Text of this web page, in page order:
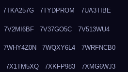
7TKA257G 7TYDPROM 7UA3TIBE
7V2MI6BF 7V37GO5C 7V513WU4
7WHY4Z0N 7WQXY6L4 7WRFNCB0
7X1TM5XQ 7XKFP983 7XMG6WJ3